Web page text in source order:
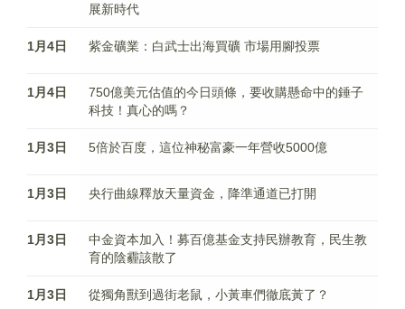
展新時代
1月4日 紫金礦業：白武士出海買礦 市場用腳投票
1月4日
750億美元估值的今日頭條，要收購懸命中的錘子
科技！真心的嗎？
1月3日 5倍於百度，這位神秘富豪一年營收5000億
1月3日 央行曲線釋放天量資金，降準通道已打開
1月3日
中金資本加入！募百億基金支持民辦教育，民生教
育的陰霾該散了
1月3日 從獨角獸到過街老鼠，小黃車們徹底黃了？